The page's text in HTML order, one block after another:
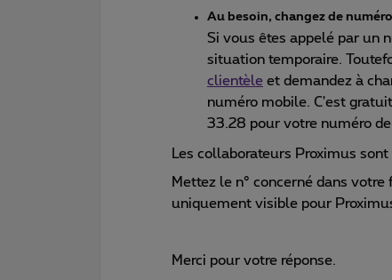
Au besoin, changez de numéro
Si vous êtes appelé par un
situation temporaire.
clientèle et demandez à
numéro mobile. C'est
33.28 pour votre numéro de
Les collaborateurs Proximus
Mettez le n° concerné dans
uniquement visible pour
Merci pour votre réponse.